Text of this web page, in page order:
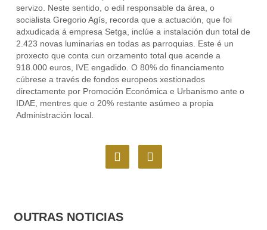
servizo. Neste sentido, o edil responsable da área, o
socialista Gregorio Agís, recorda que a actuación, que foi
adxudicada á empresa Setga, inclúe a instalación dun total de
2.423 novas luminarias en todas as parroquias. Este é un
proxecto que conta cun orzamento total que acende a
918.000 euros, IVE engadido. O 80% do financiamento
cúbrese a través de fondos europeos xestionados
directamente por Promoción Económica e Urbanismo ante o
IDAE, mentres que o 20% restante asúmeo a propia
Administración local.
F
a
o
o
I
n
OUTRAS NOTICIAS